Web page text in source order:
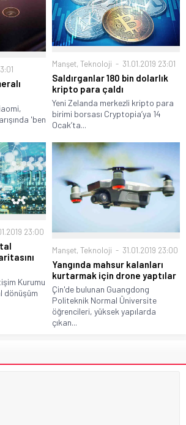
'ben
Manşet, Teknoloji 31.01.2019 23:01
Saldırganlar 180 bin dolarlık
kripto para çaldı
Yeni Zelanda merkezli kripto para
birimi borsası Cryptopia’ya 14
Ocak’ta...
23:00
Kurumu
dönüşüm
Manşet, Teknoloji 31.01.2019 23:00
Yangında mahsur kalanları
kurtarmak için drone yaptılar
Çin'de bulunan Guangdong
Politeknik Normal Üniversite
öğrencileri, yüksek yapılarda
çıkan...